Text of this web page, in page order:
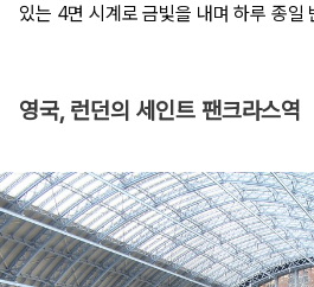
있는 4면 시계로 금빛을 내며 하루 종일
영국, 런던의 세인트 팬크라스역